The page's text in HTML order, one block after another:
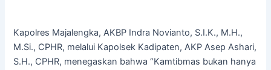
Kapolres Majalengka, AKBP Indra Novianto, S.I.K., M.H.,
M.Si., CPHR, melalui Kapolsek Kadipaten, AKP Asep Ashari,
S.H., CPHR, menegaskan bahwa “Kamtibmas bukan hanya